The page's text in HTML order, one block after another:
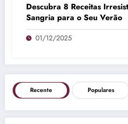
Descubra 8 Receitas
Sangria para o Seu Verão
01/12/2025
Recente Populares